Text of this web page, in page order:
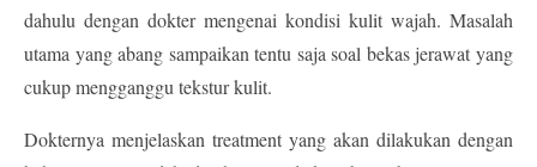
dahulu dengan dokter mengenai kondisi kulit wajah. Masalah
utama yang abang sampaikan tentu saja soal bekas jerawat yang
cukup mengganggu tekstur kulit.
Dokternya menjelaskan treatment yang akan dilakukan dengan